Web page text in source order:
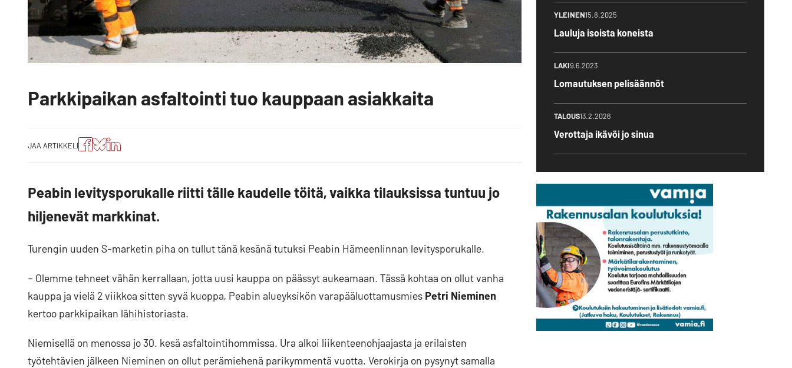
Parkkipaikan asfaltointi tuo kauppaan asiakkaita
JAA ARTIKKELI
JaaJaaJako:
Peabin levitysporukalle riitti tälle kaudelle töitä, vaikka tilauksissa tuntuu jo
hiljenevät markkinat.
Turengin uuden S-marketin piha on tullut tänä kesänä tutuksi Peabin Hämeenlinnan levitysporukalle.
– Olemme tehneet vähän kerrallaan, jotta uusi kauppa on päässyt aukeamaan. Tässä kohtaa on ollut vanha
kauppa ja vielä 2 viikkoa sitten syvä kuoppa, Peabin alueyksikön varapääluottamusmies Petri Nieminen
kertoo parkkipaikan lähihistoriasta.
Niemisellä on menossa jo 30. kesä asfaltointihommissa. Ura alkoi liikenteenohjaajasta ja erilaisten
työtehtävien jälkeen Nieminen on ollut perämiehenä parikymmentä vuotta. Verokirja on pysynyt samalla
YLEINEN15.8.2025
Lauluja isoista koneista
LAKI9.6.2023
Lomautuksen pelisäännöt
TALOUS13.2.2026
Verottaja ikävöi jo sinua